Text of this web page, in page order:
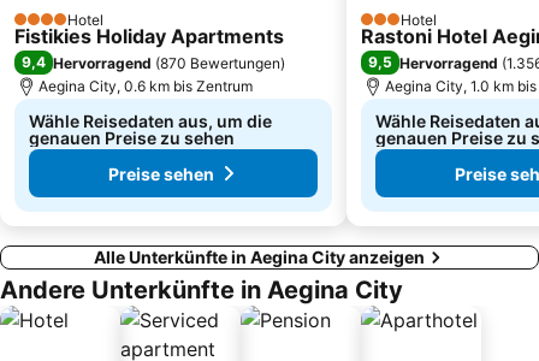
KTEL Attikis
Kifissia Garden
Saronida
Anavissos 1
Agia Paraskevi
4 SterneHotel
Fistikies Holiday Apartments
9,4 Hervorragend (870 Bewertungen)
Aegina City, 0.6 km bis Zentrum
Wähle Reisedaten aus, um die
genauen Preise zu sehen
Preise sehen
3 Sterne
Hotel
Rastoni Hotel
9,5 Hervorragend (
Aegina City, 1.0 km
Wähle Reisedaten
genauen Preise zu
Preise
Alle Unterkünfte in Aegina City anzeigen
Andere Unterkünfte in Aegina City